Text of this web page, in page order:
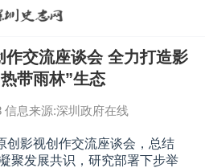
作交流座谈会 全力打造影
带雨林”生态
信息来源:深圳政府在线
影视创作交流座谈会，总结
聚发展共识，研究部署下步举